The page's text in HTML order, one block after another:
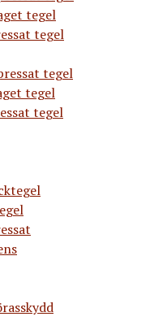
tegel
tegel
tegel
tegel
tegel